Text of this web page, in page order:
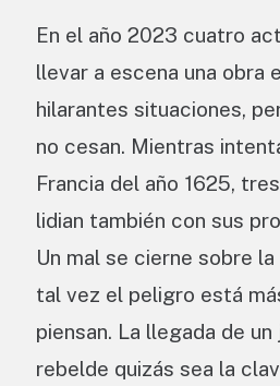
En el año 2023 cuatro
llevar a escena una obra
hilarantes situaciones,
no cesan. Mientras
Francia del año 1625,
lidian también con sus
Un mal se cierne sobre
tal vez el peligro está
piensan. La llegada de
rebelde quizás sea la